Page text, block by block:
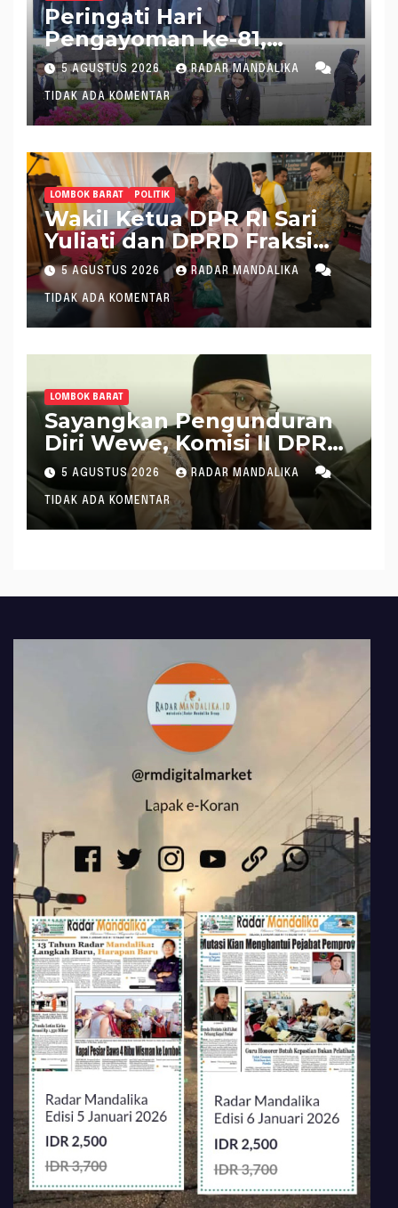
Peringati Hari
Pengayoman ke-81,
Kakanwil Kemenkum NTB
Pimpin Ziarah dan Tabur
Bunga di TMP Majeluk
5 AGUSTUS 2026 RADAR MANDALIKA
TIDAK ADA KOMENTAR
LOMBOK BARAT POLITIK
Wakil Ketua DPR RI Sari
Yuliati dan DPRD Fraksi
Golkar Kolaborasi
Alokasikan Ratusan Unit
Bantuan RTLH
5 AGUSTUS 2026 RADAR MANDALIKA
TIDAK ADA KOMENTAR
LOMBOK BARAT
Sayangkan Pengunduran
Diri Wewe, Komisi II DPRD
Lobar Puji Kinerjanya
Selama Tangani Tripat
5 AGUSTUS 2026 RADAR MANDALIKA
TIDAK ADA KOMENTAR